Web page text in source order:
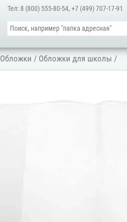
Тел: 8 (800) 555-80-54,+7 (499) 707-17-91
Обложки / Обложки для школы /